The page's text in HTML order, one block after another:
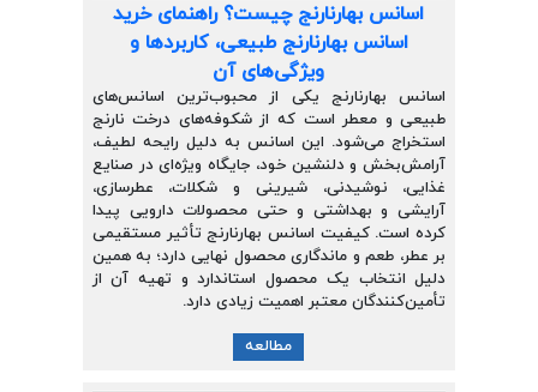
اسانس بهارنارنج چیست؟ راهنمای خرید
اسانس بهارنارنج طبیعی، کاربردها و
ویژگی‌های آن
اسانس بهارنارنج یکی از محبوب‌ترین اسانس‌های
طبیعی و معطر است که از شکوفه‌های درخت نارنج
استخراج می‌شود. این اسانس به دلیل رایحه لطیف،
آرامش‌بخش و دلنشین خود، جایگاه ویژه‌ای در صنایع
غذایی، نوشیدنی، شیرینی و شکلات، عطرسازی،
آرایشی و بهداشتی و حتی محصولات دارویی پیدا
کرده است. کیفیت اسانس بهارنارنج تأثیر مستقیمی
بر عطر، طعم و ماندگاری محصول نهایی دارد؛ به همین
دلیل انتخاب یک محصول استاندارد و تهیه آن از
تأمین‌کنندگان معتبر اهمیت زیادی دارد.
مطالعه